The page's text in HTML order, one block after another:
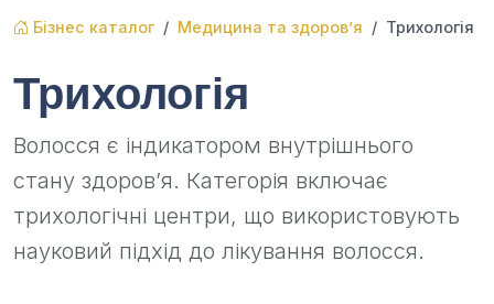
Бізнес каталог Медицина та здоров’я Трихологія
Трихологія
Волосся є індикатором внутрішнього
стану здоров’я. Категорія включає
трихологічні центри, що використовують
науковий підхід до лікування волосся.